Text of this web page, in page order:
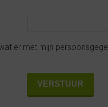
er met mijn